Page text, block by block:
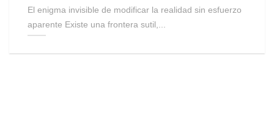
El enigma invisible de modificar la realidad sin esfuerzo
aparente Existe una frontera sutil,...